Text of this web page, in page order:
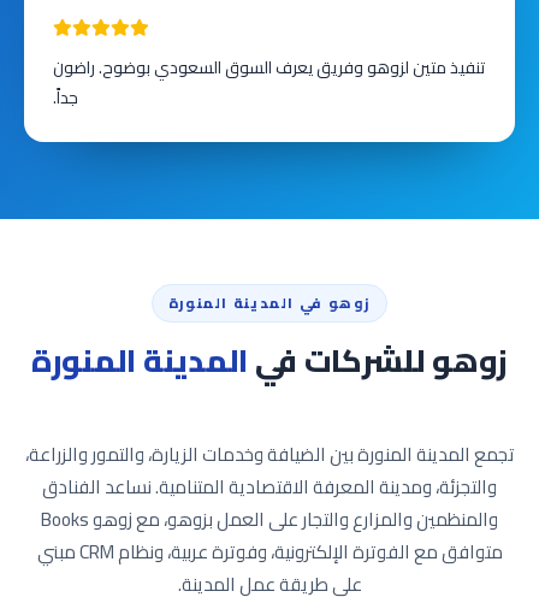
تنفيذ متين لزوهو وفريق يعرف السوق السعودي بوضوح. راضون
جداً.
زوهو في المدينة المنورة
زوهو للشركات فيالمدينة المنورة
تجمع المدينة المنورة بين الضيافة وخدمات الزيارة، والتمور والزراعة،
والتجزئة، ومدينة المعرفة الاقتصادية المتنامية. نساعد الفنادق
والمنظمين والمزارع والتجار على العمل بزوهو، مع زوهو Books
متوافق مع الفوترة الإلكترونية، وفوترة عربية، ونظام CRM مبني
على طريقة عمل المدينة.